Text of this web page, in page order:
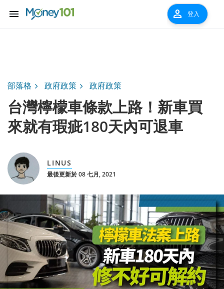
menu person 登入
部落格 政府政策 政府政策
台灣檸檬車條款上路！新車買
來就有瑕疵180天內可退車
LINUS
最後更新於 08 七月, 2021